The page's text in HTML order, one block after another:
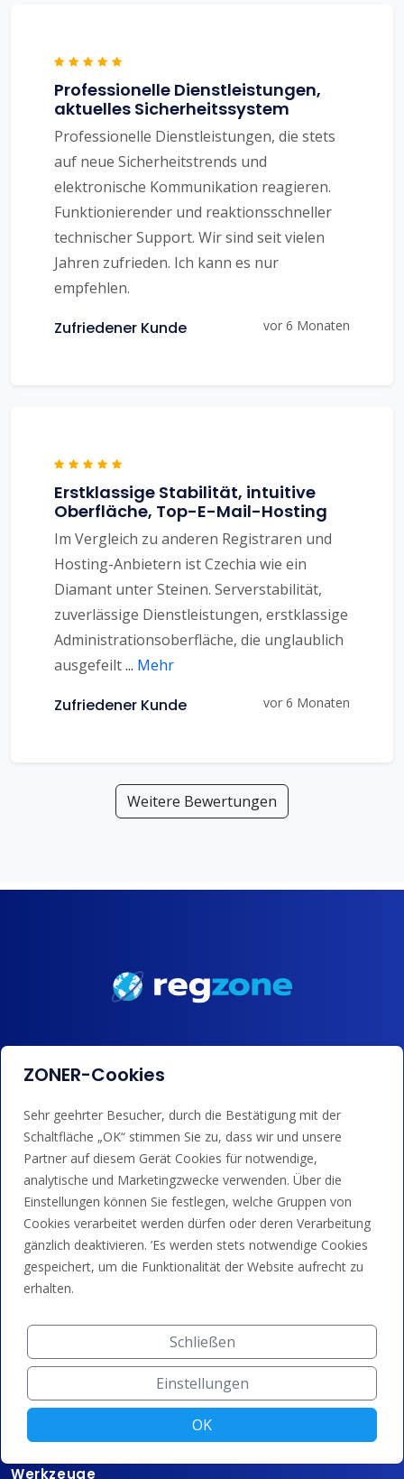
Professionelle Dienstleistungen,
aktuelles Sicherheitssystem
Professionelle Dienstleistungen, die stets
auf neue Sicherheitstrends und
elektronische Kommunikation reagieren.
Funktionierender und reaktionsschneller
technischer Support. Wir sind seit vielen
Jahren zufrieden. Ich kann es nur
empfehlen.
Zufriedener Kunde vor 6 Monaten
Erstklassige Stabilität, intuitive
Oberfläche, Top-E-Mail-Hosting
Im Vergleich zu anderen Registraren und
Hosting-Anbietern ist Czechia wie ein
Diamant unter Steinen. Serverstabilität,
zuverlässige Dienstleistungen, erstklassige
Administrationsoberfläche, die unglaublich
ausgefeilt... Mehr
Zufriedener Kunde vor 6 Monaten
Weitere Bewertungen
Dienstleistungen
Domain-Registrierung
SSL/TLS-Zertifikate
Domain-Parken
Domain-Weiterleitung
Technologie
DNS-System
Rechenzentrum
AI-Domain-Vorschläge
Werkzeuge
ZONER-Cookies
Sehr geehrter Besucher, durch die Bestätigung mit der
Schaltfläche „OK“ stimmen Sie zu, dass wir und unsere
Partner auf diesem Gerät Cookies für notwendige,
analytische und Marketingzwecke verwenden. Über die
Einstellungen können Sie festlegen, welche Gruppen von
Cookies verarbeitet werden dürfen oder deren Verarbeitung
gänzlich deaktivieren. ’Es werden stets notwendige Cookies
gespeichert, um die Funktionalität der Website aufrecht zu
erhalten.
Schließen
Einstellungen
OK